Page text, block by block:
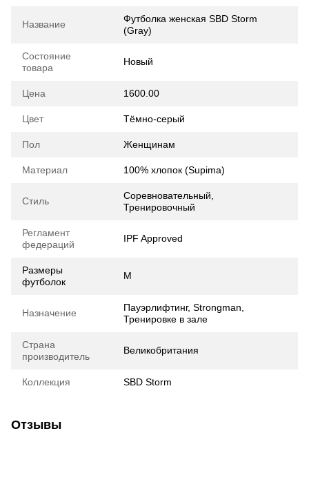
Название
Футболка женская SBD Storm
(Gray)
Состояние
товара
Новый
Цена 1600.00
Цвет Тёмно-серый
Пол Женщинам
Материал 100% хлопок (Supima)
Стиль
Соревновательный,
Тренировочный
Регламент
федераций
IPF Approved
Размеры
футболок
M
Назначение
Пауэрлифтинг, Strongman,
Тренировке в зале
Страна
производитель
Великобритания
Коллекция SBD Storm
Отзывы